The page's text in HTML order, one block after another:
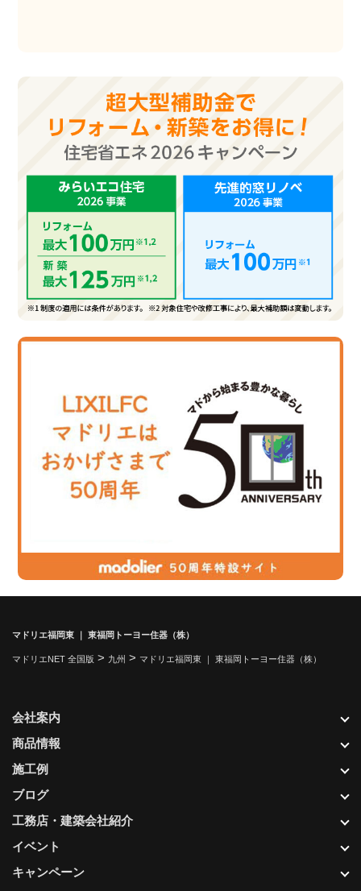
マドリエ福岡東 ｜ 東福岡トーヨー住器（株）
マドリエNET 全国版 > 九州 > マドリエ福岡東 ｜ 東福岡トーヨー住器（株）
会社案内
商品情報
施工例
ブログ
工務店・建築会社紹介
イベント
キャンペーン